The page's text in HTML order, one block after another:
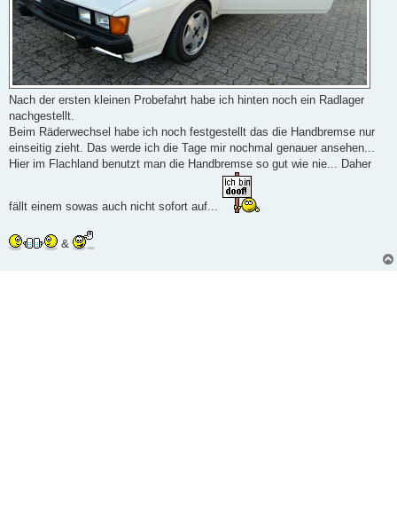
Nach der ersten kleinen Probefahrt habe ich hinten noch ein Radlager
nachgestellt.
Beim Räderwechsel habe ich noch festgestellt das die Handbremse nur
einseitig zieht. Das werde ich die Tage mir nochmal genauer ansehen...
Hier im Flachland benutzt man die Handbremse so gut wie nie... Daher
fällt einem sowas auch nicht sofort auf...
&